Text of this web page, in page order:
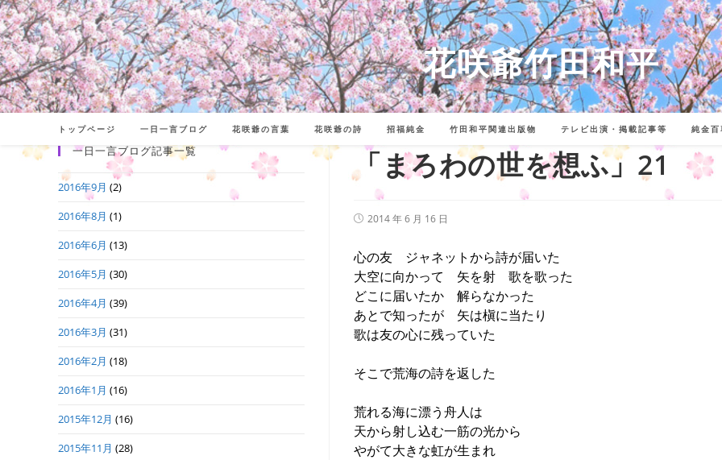
コ
ン
テ
ン
ツ
花咲爺竹田和平
トップページ 一日一言ブログ 花咲爺の言葉 花咲爺の詩 招福純金 竹田和平関連出版物 テレビ出演・掲載記事等 純金百
「まろわの世を想ふ」21
投
開
日:
2014 年 6 月 16 日
心の友 ジャネットから詩が届いた
大空に向かって 矢を射 歌を歌った
どこに届いたか 解らなかった
あとで知ったが 矢は槇に当たり
歌は友の心に残っていた
そこで荒海の詩を返した
荒れる海に漂う舟人は
天から射し込む一筋の光から
やがて大きな虹が生まれ
一日一言ブログ記事一覧
2016年9月 (2)
2016年8月 (1)
2016年6月 (13)
2016年5月 (30)
2016年4月 (39)
2016年3月 (31)
2016年2月 (18)
2016年1月 (16)
2015年12月 (16)
2015年11月 (28)